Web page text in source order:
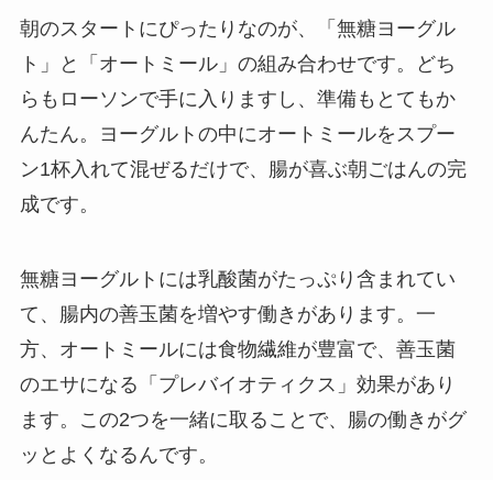
朝のスタートにぴったりなのが、「無糖ヨーグル
ト」と「オートミール」の組み合わせです。どち
らもローソンで手に入りますし、準備もとてもか
んたん。ヨーグルトの中にオートミールをスプー
ン1杯入れて混ぜるだけで、腸が喜ぶ朝ごはんの完
成です。
無糖ヨーグルトには乳酸菌がたっぷり含まれてい
て、腸内の善玉菌を増やす働きがあります。一
方、オートミールには食物繊維が豊富で、善玉菌
のエサになる「プレバイオティクス」効果があり
ます。この2つを一緒に取ることで、腸の働きがグ
ッとよくなるんです。